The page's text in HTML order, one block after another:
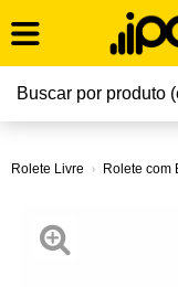
Rolete Livre Rolete com